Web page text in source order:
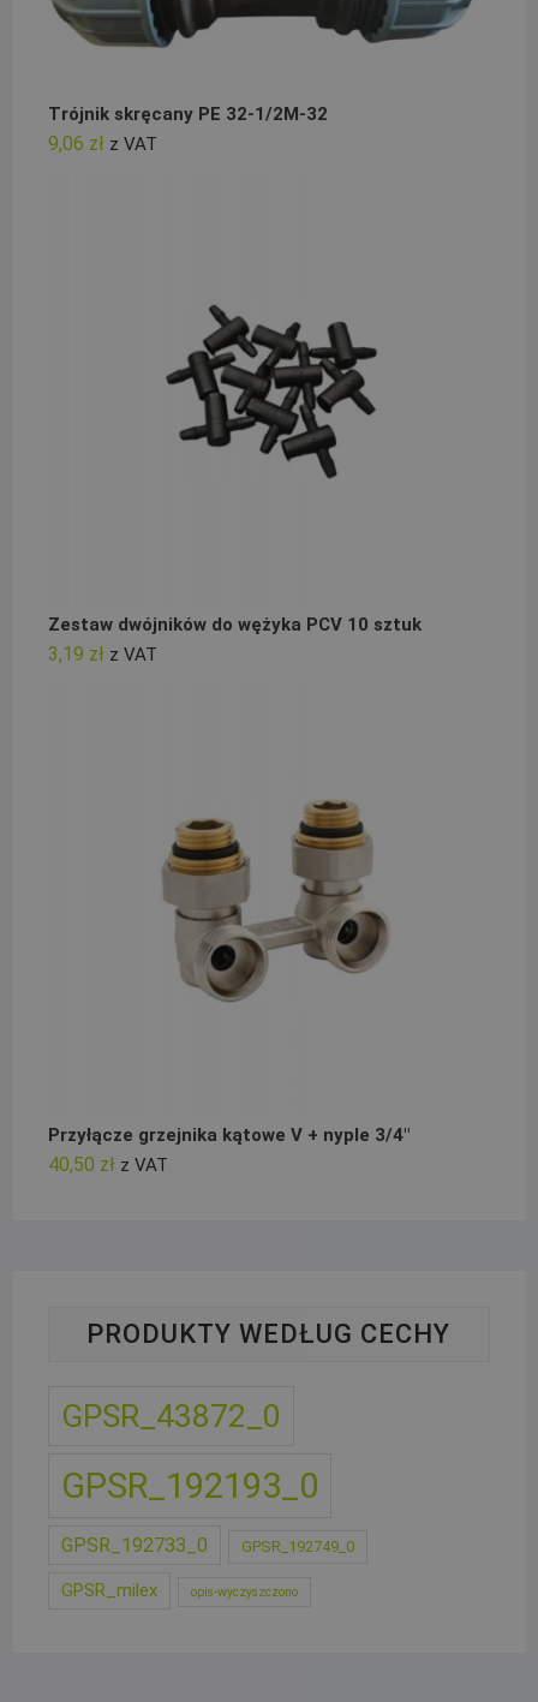
Trójnik skręcany PE 32-1/2M-32
9,06 zł z VAT
Zestaw dwójników do wężyka PCV 10 sztuk
3,19 zł z VAT
Przyłącze grzejnika kątowe V + nyple 3/4"
40,50 zł z VAT
PRODUKTY WEDŁUG CECHY
GPSR_43872_0
GPSR_192193_0
GPSR_192733_0 GPSR_192749_0
GPSR_milex opis-wyczyszczono